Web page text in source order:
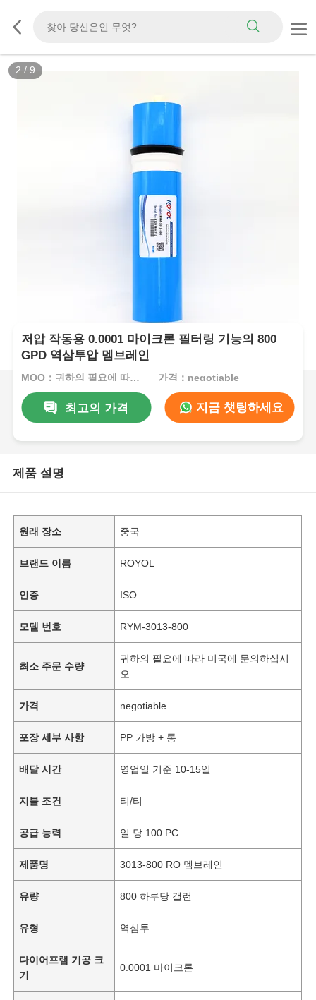
2 / 9
저압 작동용 0.0001 마이크론 필터링 기능의 800
GPD 역삼투압 멤브레인
MOQ：귀하의 필요에 따라 미국에 문의하십시오. 가격：negotiable
최고의 가격 지금 챗팅하세요
제품 설명
원래 장소 중국
브랜드 이름 ROYOL
인증 ISO
모델 번호 RYM-3013-800
최소 주문 수량
귀하의 필요에 따라 미국에 문의하십시
오.
가격 negotiable
포장 세부 사항 PP 가방 + 통
배달 시간 영업일 기준 10-15일
지불 조건 티/티
공급 능력 일 당 100 PC
제품명 3013-800 RO 멤브레인
유량 800 하루당 갤런
유형 역삼투
다이어프램 기공 크
기
0.0001 마이크론